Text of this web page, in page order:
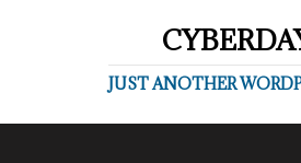
JUST ANOTHER